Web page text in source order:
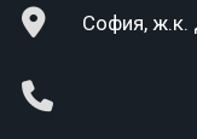
София, ж.к.